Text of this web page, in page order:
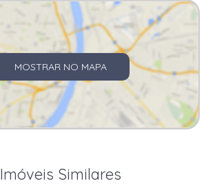
MOSTRAR NO MAPA
Imóveis Similares